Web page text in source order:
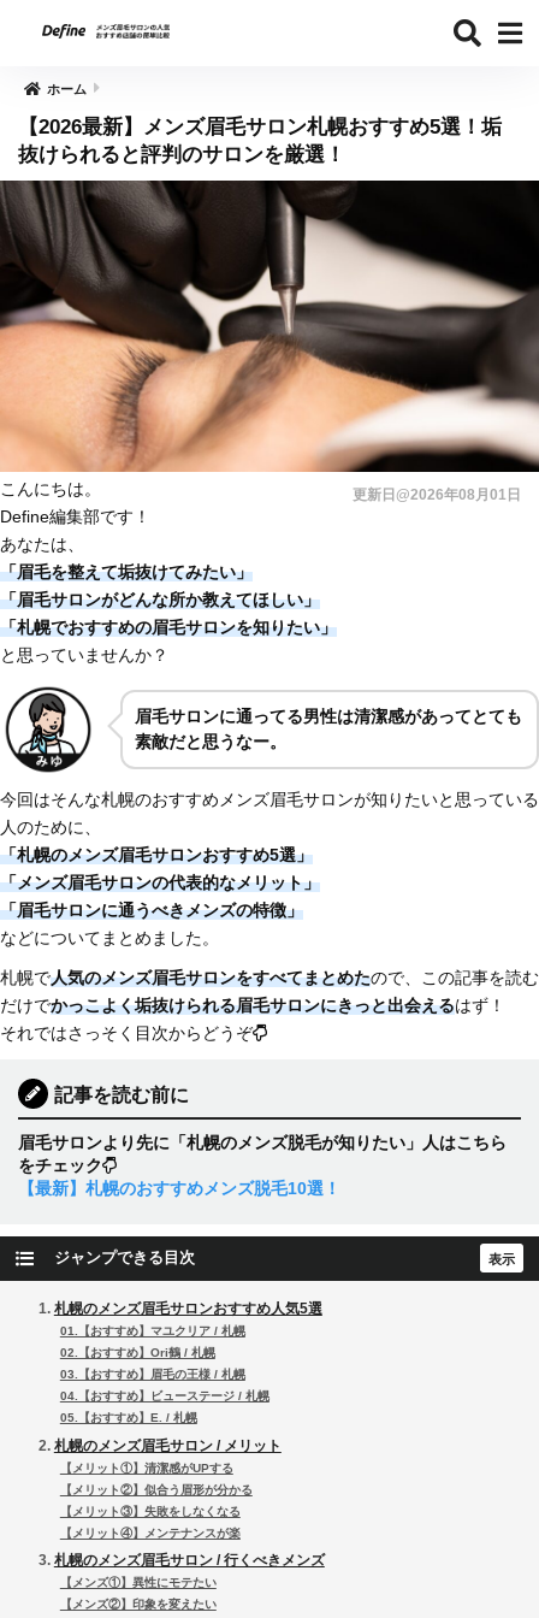
ホーム
【2026最新】メンズ眉毛サロン札幌おすすめ5選！垢
抜けられると評判のサロンを厳選！
更新日@2026年08月01日
こんにちは。
Define編集部です！
あなたは、
「眉毛を整えて垢抜けてみたい」
「眉毛サロンがどんな所か教えてほしい」
「札幌でおすすめの眉毛サロンを知りたい」
と思っていませんか？
眉毛サロンに通ってる男性は清潔感があってとても
素敵だと思うなー。
今回はそんな札幌のおすすめメンズ眉毛サロンが知りたいと思っている
人のために、
「札幌のメンズ眉毛サロンおすすめ5選」
「メンズ眉毛サロンの代表的なメリット」
「眉毛サロンに通うべきメンズの特徴」
などについてまとめました。
札幌で人気のメンズ眉毛サロンをすべてまとめたので、この記事を読む
だけでかっこよく垢抜けられる眉毛サロンにきっと出会えるはず！
それではさっそく目次からどうぞ
記事を読む前に
眉毛サロンより先に「札幌のメンズ脱毛が知りたい」人はこちら
をチェック
【最新】札幌のおすすめメンズ脱毛10選！
ジャンプできる目次
札幌のメンズ眉毛サロンおすすめ人気5選
01.【おすすめ】マユクリア / 札幌
02.【おすすめ】Ori鶴 / 札幌
03.【おすすめ】眉毛の王様 / 札幌
04.【おすすめ】ビューステージ / 札幌
05.【おすすめ】E. / 札幌
札幌のメンズ眉毛サロン / メリット
【メリット①】清潔感がUPする
【メリット②】似合う眉形が分かる
【メリット③】失敗をしなくなる
【メリット④】メンテナンスが楽
札幌のメンズ眉毛サロン / 行くべきメンズ
【メンズ①】異性にモテたい
【メンズ②】印象を変えたい